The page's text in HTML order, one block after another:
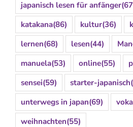
japanisch lesen für anfänger
katakana(86) kultur(36)
lernen(68) lesen(44)
manuela(53) online(55)
sensei(59) starter-japanisch
unterwegs in japan(69)
weihnachten(55)